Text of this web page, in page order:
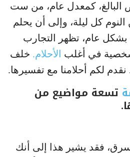
كمعدل عام، من ست
كل ليلة، وإلى أن يحلم
بشكل عام، تظهر التجارب
في أغلب الأحلام. خلف
لكم أحلامنا مع تفسيرها.
تسعة مواضيع من
فقد يشير هذا إلى أنك